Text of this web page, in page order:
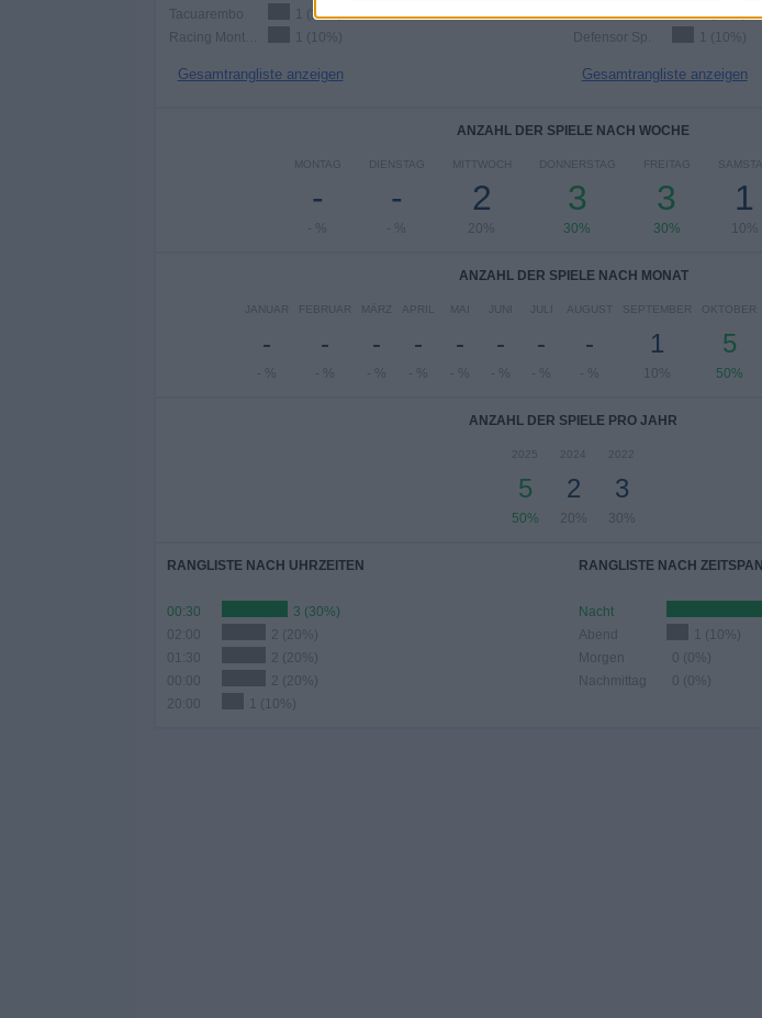
Tacuarembo
1 (10%)
1 (10%)
Gesamtrangliste anzeigen
La Luz
1 (10%)
Defensor Sp.
1 (10%)
Gesamtrangliste anzeigen
ANZAHL DER SPIELE NACH WOCHE
MONTAG
-
- %
DIENSTAG
-
- %
MITTWOCH
2
20%
DONNERSTAG
3
30%
FREITAG
3
30%
1
10%
ANZAHL DER SPIELE NACH MONAT
JANUAR
-
- %
FEBRUAR
-
- %
MÄRZ
-
- %
APRIL
-
- %
MAI
-
- %
JUNI
-
- %
JULI
-
- %
AUGUST
-
- %
SEPTEMBER
1
10%
OKTOBER
5
50%
ANZAHL DER SPIELE PRO JAHR
2025
5
50%
2024
2
20%
2022
3
30%
RANGLISTE NACH UHRZEITEN
00:30
3 (30%)
02:00
2 (20%)
01:30
2 (20%)
2 (20%)
20:00
1 (10%)
RANGLISTE NACH
Nacht
Abend
1 (10%)
Morgen
0 (0%)
Nachmittag
0 (0%)